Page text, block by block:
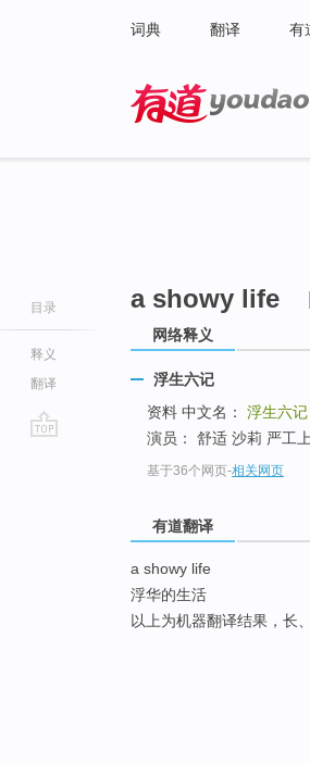
词典 翻译 有
目录
释义
翻译
a showy life
网络释义
浮生六记
资料 中文名： 浮生六记
演员： 舒适 沙莉 严工
基于36个网页-相关网页
有道翻译
a showy life
浮华的生活
以上为机器翻译结果，长